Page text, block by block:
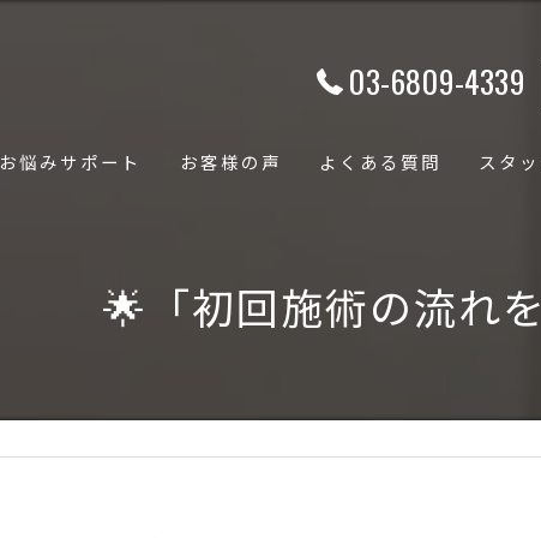
03-6809-4339
お悩みサポート お客様の声 よくある質問 スタ
🌟「初回施術の流れ